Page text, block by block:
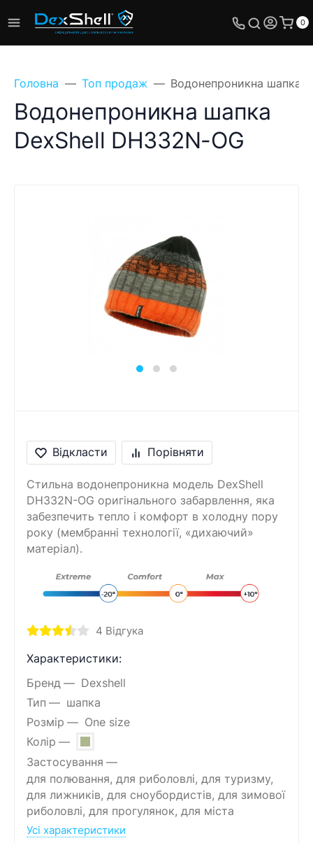
0
Головна Топ продаж Водонепроникна шапка
Водонепроникна шапка
DexShell DH332N-OG
Відкласти Порівняти
Стильна водонепроникна модель DexShell
DH332N-OG оригінального забарвлення, яка
забезпечить тепло і комфорт в холодну пору
року (мембранні технології, «дихаючий»
матеріал).
4 Відгука
Характеристики:
Бренд
Dexshell
Тип
шапка
Розмір
One size
Колір
Застосування
для полювання, для риболовлі, для туризму,
для лижників, для сноубордистів, для зимової
риболовлі, для прогулянок, для міста
Усі характеристики
Поставте своє
Повідомлення
6 + 5 =